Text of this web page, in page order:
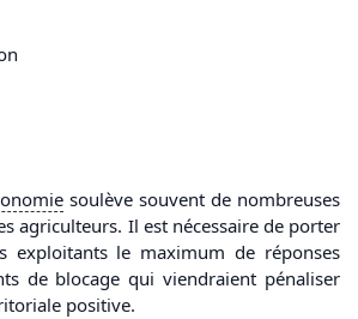
soulève souvent de nombreuses
agriculteurs. Il est nécessaire de porter
exploitants le maximum de réponses
de blocage qui viendraient pénaliser
positive.